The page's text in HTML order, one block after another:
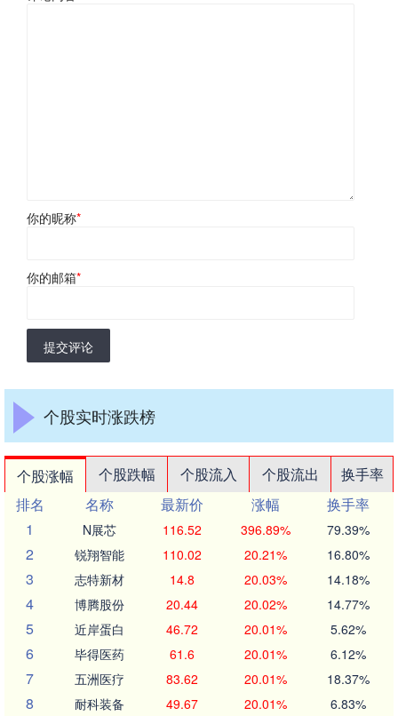
你的昵称*
你的邮箱*
提交评论
个股实时涨跌榜
个股涨幅 个股跌幅 个股流入 个股流出
换手率
排名
名称 最新价 涨幅
换手率
1
N展芯 116.52 396.89% 79.39%
2 锐翔智能 110.02 20.21% 16.80%
3 志特新材 14.8 20.03% 14.18%
4 博腾股份 20.44 20.02% 14.77%
5 近岸蛋白 46.72 20.01% 5.62%
6 毕得医药 61.6 20.01% 6.12%
7 五洲医疗 83.62 20.01% 18.37%
8 耐科装备 49.67 20.01% 6.83%